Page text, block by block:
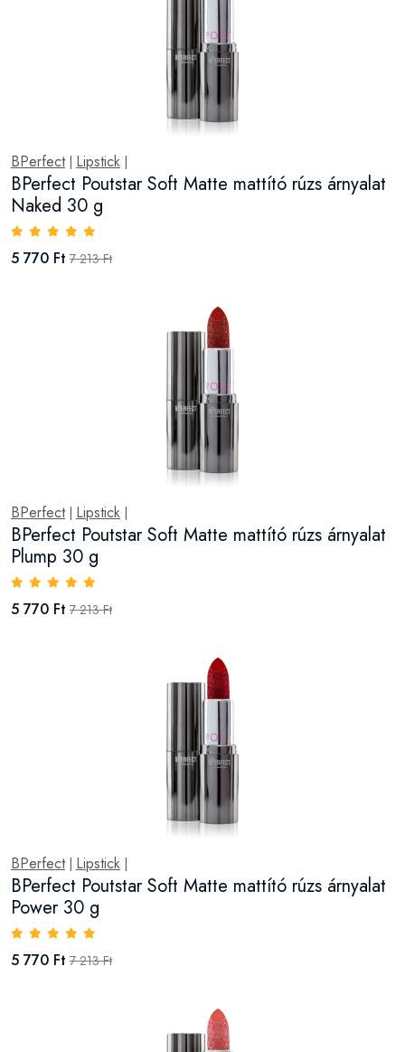
BPerfect| Lipstick
BPerfect Poutstar Soft Matte mattító rúzs árnyalat
Naked 30 g
5 770 Ft 7 213 Ft
BPerfect| Lipstick
BPerfect Poutstar Soft Matte mattító rúzs árnyalat
Plump 30 g
5 770 Ft 7 213 Ft
BPerfect| Lipstick
BPerfect Poutstar Soft Matte mattító rúzs árnyalat
Power 30 g
5 770 Ft 7 213 Ft